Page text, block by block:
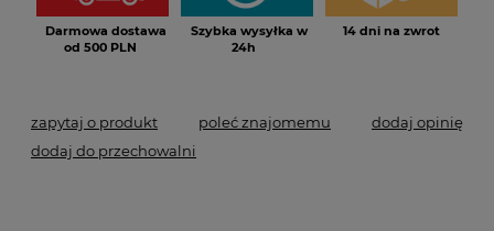
Darmowa dostawa
od 500 PLN
Szybka wysyłka w
24h
14 dni na zwrot
zapytaj o produkt poleć znajomemu
dodaj opinię
dodaj do przechowalni